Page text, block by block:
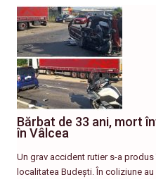
Bărbat de 33 ani, mort
în Vâlcea
Un grav accident rutier s-a
localitatea Budești. În coliziune